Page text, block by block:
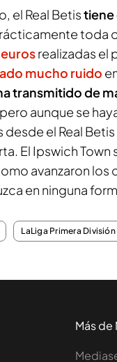
el Real Betistiene
toda
realizadas el
mucho ruido
transmitido de
aunque se
el Real
El Ipswich
avanzaron los
en ninguna
LaLiga Primera División
Más